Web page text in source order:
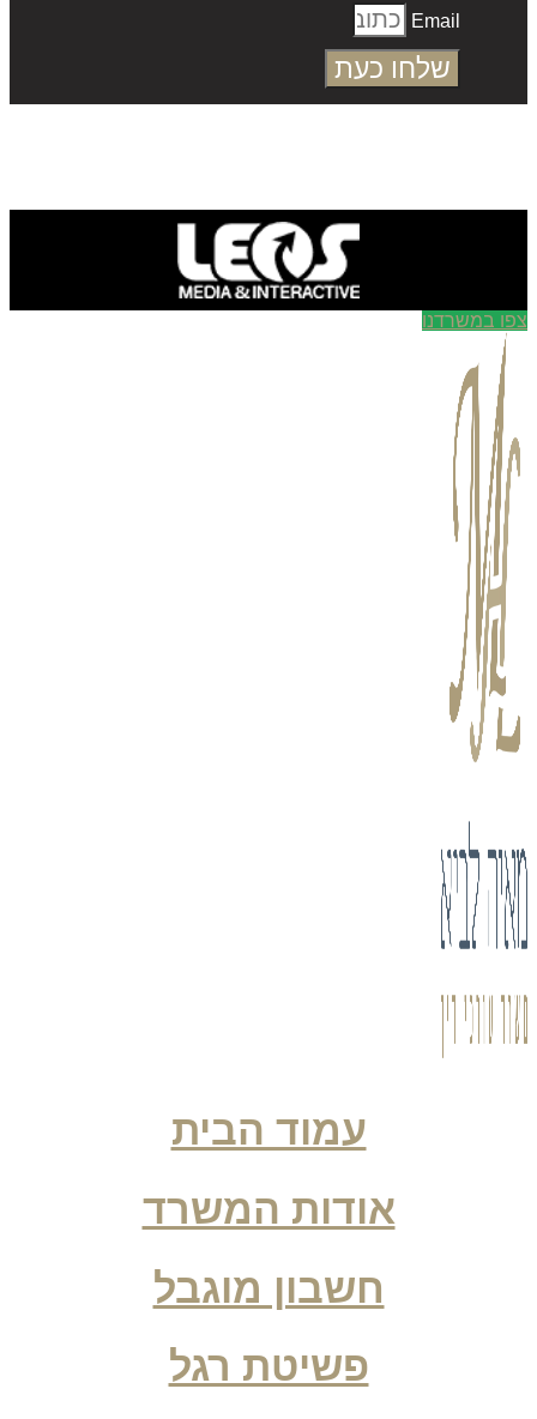
Email
שלחו כעת
במשרדנו
עמוד הבית
אודות המשרד
חשבון מוגבל
פשיטת רגל